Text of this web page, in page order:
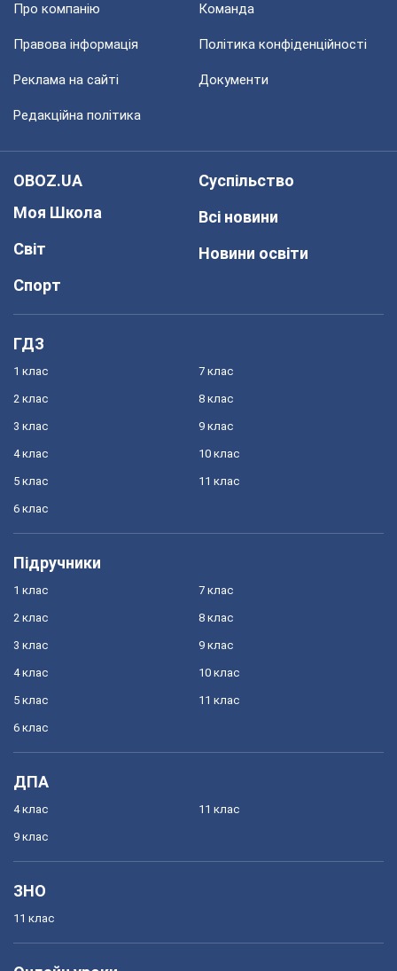
Про компанію Команда
Правова інформація Політика конфіденційності
Реклама на сайті Документи
Редакційна політика
OBOZ.UA
Моя Школа
Світ
Спорт
Суспільство
Всі новини
Новини освіти
ГДЗ
1 клас
2 клас
3 клас
4 клас
5 клас
6 клас
7 клас
8 клас
9 клас
10 клас
11 клас
Підручники
1 клас
2 клас
3 клас
4 клас
5 клас
6 клас
7 клас
8 клас
9 клас
10 клас
11 клас
ДПА
4 клас
9 клас
11 клас
ЗНО
11 клас